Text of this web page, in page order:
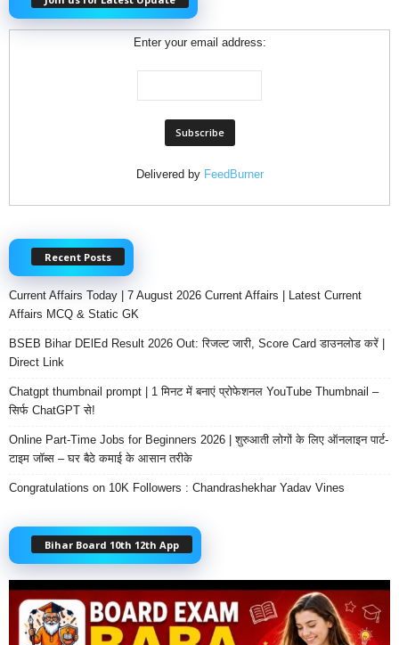
Enter your email address:
Delivered by FeedBurner
Recent Posts
Current Affairs Today | 7 August 2026 Current Affairs | Latest Current
Affairs MCQ & Static GK
BSEB Bihar DElEd Result 2026 Out: रिजल्ट जारी, Score Card डाउनलोड करें |
Direct Link
Chatgpt thumbnail prompt | 1 मिनट में बनाएं प्रोफेशनल YouTube Thumbnail –
सिर्फ ChatGPT से!
Online Part-Time Jobs for Beginners 2026 | शुरुआती लोगों के लिए ऑनलाइन पार्ट-
टाइम जॉब्स – घर बैठे कमाई के आसान तरीके
Congratulations on 10K Followers : Chandrashekhar Yadav Vines
Bihar Board 10th 12th App